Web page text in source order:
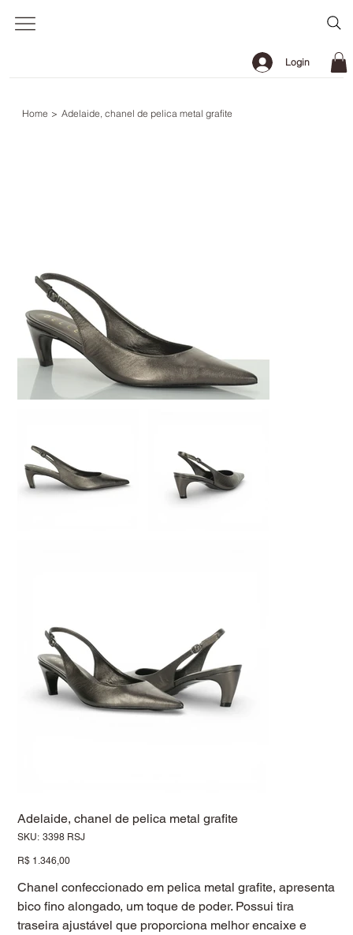
Login
Home > Adelaide, chanel de pelica metal grafite
Adelaide, chanel de pelica metal grafite
SKU: SKU
3398 RSJ
Preço
R$ 1.346,00
Chanel confeccionado em pelica metal grafite, apresenta
bico fino alongado, um toque de poder. Possui tira
traseira ajustável que proporciona melhor encaixe e